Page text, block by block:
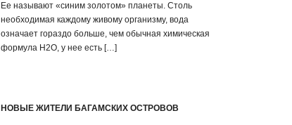
Ее называют «синим золотом» планеты. Столь
необходимая каждому живому организму, вода
означает гораздо больше, чем обычная химическая
формула Н2О, у нее есть […]
НОВЫЕ ЖИТЕЛИ БАГАМСКИХ ОСТРОВОВ